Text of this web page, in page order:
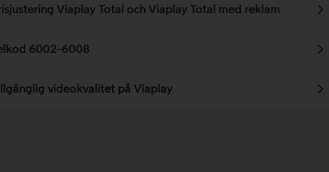
Viaplay Total och Viaplay Total med reklam
6002-6008
videokvalitet på Viaplay